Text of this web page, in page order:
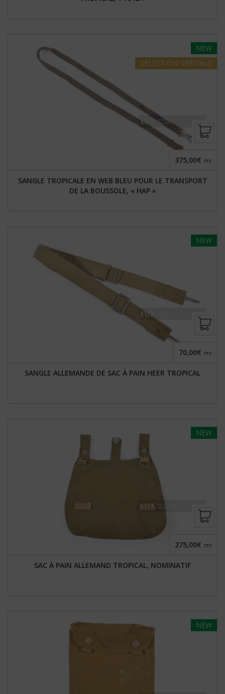
NEW
SÉLECTION SPÉCIALE
SANGLE TROPICALE EN WEB BLEU POUR LE TRANSPORT
DE LA BOUSSOLE, « HAP »
375,00€ TTC
NEW
SANGLE ALLEMANDE DE SAC À PAIN HEER TROPICAL
70,00€ TTC
NEW
SAC À PAIN ALLEMAND TROPICAL, NOMINATIF
275,00€ TTC
NEW